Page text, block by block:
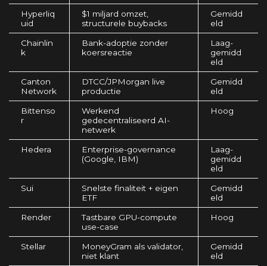
Hyperliq
uid
$1 miljard omzet,
structurele buybacks
Gemidd
eld
Chainlin
k
Bank-adoptie zonder
koersreactie
Laag-
gemidd
eld
Canton
Network
DTCC/JPMorgan live
productie
Gemidd
eld
Bittenso
r
Werkend
gedecentraliseerd AI-
netwerk
Hoog
Hedera
Enterprise-governance
(Google, IBM)
Laag-
gemidd
eld
Sui
Snelste finaliteit + eigen
ETF
Gemidd
eld
Render
Tastbare GPU-compute
use-case
Hoog
Stellar
MoneyGram als validator,
niet klant
Gemidd
eld